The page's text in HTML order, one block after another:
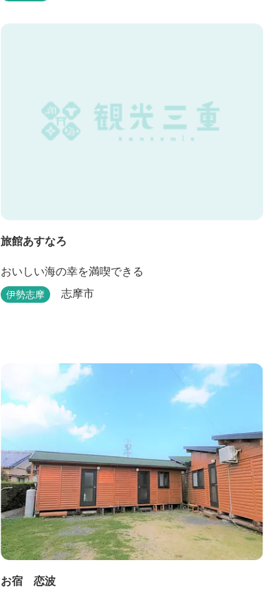
宿泊区画に1張ずつ付属されたプランが登場。 「とと
旅館あすなろ
おいしい海の幸を満喫できる
伊勢志摩 志摩市
お宿 恋波